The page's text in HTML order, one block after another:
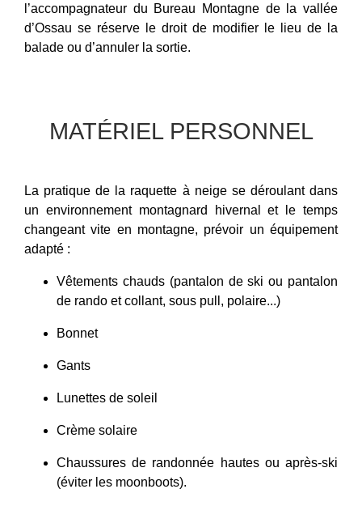
l’accompagnateur du Bureau Montagne de la vallée
d’Ossau se réserve le droit de modifier le lieu de la
balade ou d’annuler la sortie.
MATÉRIEL PERSONNEL
La pratique de la raquette à neige se déroulant dans
un environnement montagnard hivernal et le temps
changeant vite en montagne, prévoir un équipement
adapté :
Vêtements chauds (pantalon de ski ou pantalon
de rando et collant, sous pull, polaire...)
Bonnet
Gants
Lunettes de soleil
Crème solaire
Chaussures de randonnée hautes ou après-ski
(éviter les moonboots).